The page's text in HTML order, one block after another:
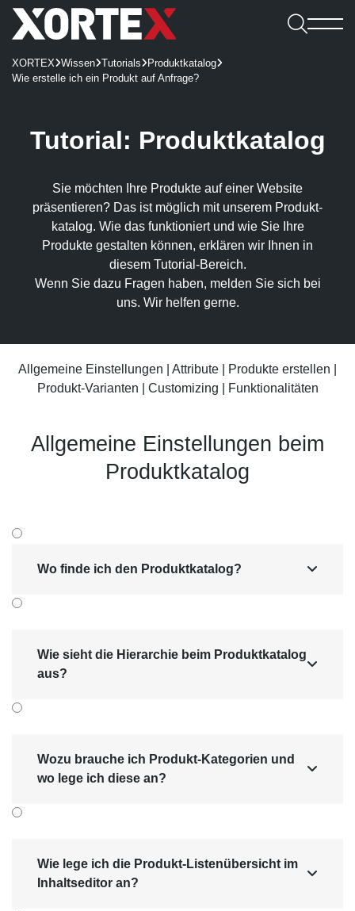

Leistungen
UX/UI-Design
KI-Integration
Generative Engine Optimization (GEO)
Model Context Protocol (MCP)
Entwicklung & Systemanbindung
Skalierbare Datenbankarchitektur
Content-Management & Redaktion
KI für Übersetzungen
Suchmaschinen-Marketing
Serverseitiges Tracking
Hosting & Betrieb
Software
TYPO3
WordPress
REDX-Onlineshop
Magento
Rasch zum Onlineshop
Intelligente Suche
REDX Bewerbermanagement
App-Entwicklung
REDX Websites & Onlineshops
Apps
Region Rohrbach
Alle Referenzen
Benefits
Karriere
Bewerbung
Dein Start bei uns
Studieren & Arbeiten bei XORTEX
Webagentur
100% made in Mühlviertel
Interessantes
XORTEX Wunschkalender
Kontakt aufnehmen
Blog

XORTEXWissenTutorials Produktkatalog
Wie erstelle ich ein Produkt auf Anfrage?
Tutorial: Produkt­katalog
Sie möchten Ihre Produkte auf einer Website
präsentieren? Das ist möglich mit unserem Produkt­
katalog. Wie das funktioniert und wie Sie Ihre
Produkte gestalten können, erklären wir Ihnen in
diesem Tutorial-Bereich.
Wenn Sie dazu Fragen haben, melden Sie sich bei
uns. Wir helfen gerne.
Allgemeine Einstellungen Attribute Produkte erstellen
Produkt-Varianten
Customizing Funktionalitäten
Allgemeine Einstel­lungen beim
Produkt­katalog
Wo finde ich den Produktkatalog? 
Wie sieht die Hierarchie beim Produktkatalog
aus?

Wozu brauche ich Produkt-Kategorien und
wo lege ich diese an?

Wie lege ich die Produkt-Listenübersicht im
Inhaltseditor an?
